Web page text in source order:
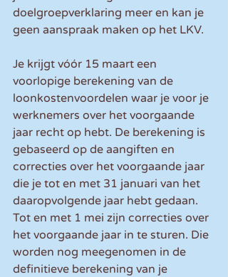
doelgroepverklaring meer en kan je
geen aanspraak maken op het LKV.
Je krijgt vóór 15 maart een
voorlopige berekening van de
loonkostenvoordelen waar je voor je
werknemers over het voorgaande
jaar recht op hebt. De berekening is
gebaseerd op de aangiften en
correcties over het voorgaande jaar
die je tot en met 31 januari van het
daaropvolgende jaar hebt gedaan.
Tot en met 1 mei zijn correcties over
het voorgaande jaar in te sturen. Die
worden nog meegenomen in de
definitieve berekening van je